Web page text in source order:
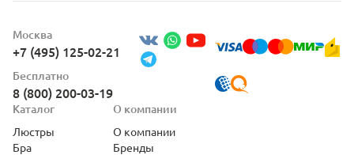
Москва
+7 (495) 125-02-21
Бесплатно
8 (800) 200-03-19
Каталог
Люстры
Бра
О компании
О компании
Бренды